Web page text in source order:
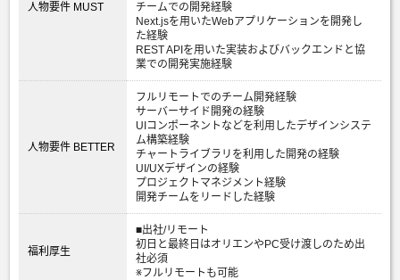
人物要件 MUST
チームでの開発経験
Next.jsを用いたWebアプリケーションを開発し
た経験
REST APIを用いた実装およびバックエンドと協
業での開発実施経験
人物要件 BETTER
フルリモートでのチーム開発経験
サーバーサイド開発の経験
UIコンポーネントなどを利用したデザインシステ
ム構築経験
チャートライブラリを利用した開発の経験
UI/UXデザインの経験
プロジェクトマネジメント経験
開発チームをリードした経験
福利厚生
■出社/リモート
初日と最終日はオリエンやPC受け渡しのため出
社必須
※フルリモートも可能